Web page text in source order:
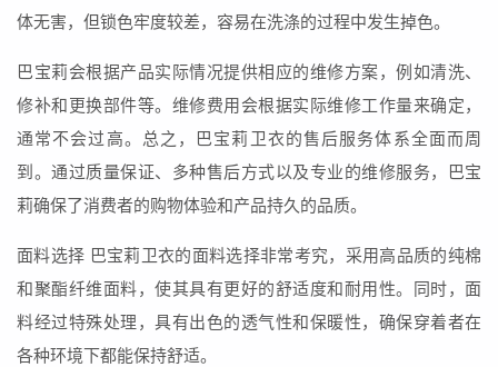
体无害，但锁色牢度较差，容易在洗涤的过程中发生掉色。
巴宝莉会根据产品实际情况提供相应的维修方案，例如清洗、
修补和更换部件等。维修费用会根据实际维修工作量来确定，
通常不会过高。总之，巴宝莉卫衣的售后服务体系全面而周
到。通过质量保证、多种售后方式以及专业的维修服务，巴宝
莉确保了消费者的购物体验和产品持久的品质。
面料选择 巴宝莉卫衣的面料选择非常考究，采用高品质的纯棉
和聚酯纤维面料，使其具有更好的舒适度和耐用性。同时，面
料经过特殊处理，具有出色的透气性和保暖性，确保穿着者在
各种环境下都能保持舒适。